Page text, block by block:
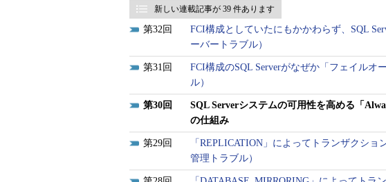
「Always On」は、SQL Serverに搭載された可用
を指します。大きく、「フェイルオーバークラスタ
Instance：FCI）」と「可用性グループ（Availability
このうち今回は、FCIの仕組みを解説します。
*1：可用性とは、システムに何らかの障
ないようにするために工夫／対策された
冗長化する「RAID」もその1つです。
ィスクで代替することで、データの読み
に対策できます
新しい連載記事が 39 件あります
32
FCI構成としていたにもかかわらず、SQL
ーバートラブル）
31
FCI構成のSQL Serverがなぜか「フェイルオ
ル）
30
SQL Serverシステムの可用性を高める「
の仕組み
29
「REPLICATION」によってトランザクシ
管理トラブル）